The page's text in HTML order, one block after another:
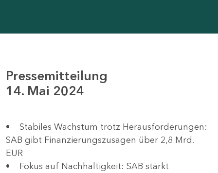
Pressemitteilung
14. Mai 2024
• Stabiles Wachstum trotz Herausforderungen:
SAB gibt Finanzierungszusagen über 2,8 Mrd.
EUR
• Fokus auf Nachhaltigkeit: SAB stärkt